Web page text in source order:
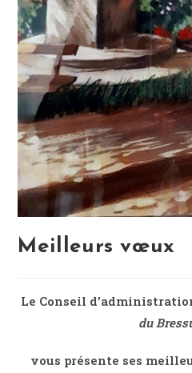
Meilleurs vœux
Le Conseil
du
vous présente ses